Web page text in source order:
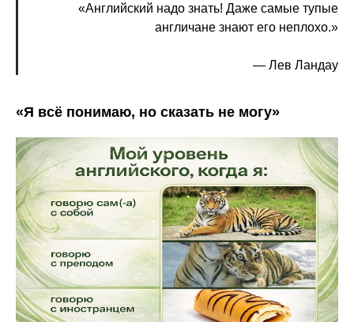
«Английский надо знать! Даже самые тупые
англичане знают его неплохо.»
— Лев Ландау
«Я всё понимаю, но сказать не могу»